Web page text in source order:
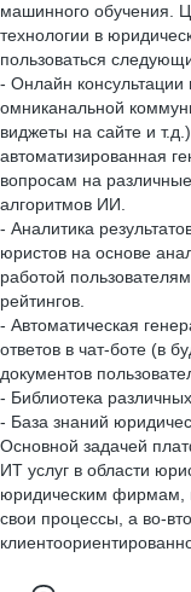
машинного обучения.
технологии в
пользоваться
- Онлайн
омниканальной
виджеты на сайте и
автоматизированная
вопросам на
алгоритмов ИИ.
- Аналитика
юристов на основе
работой
рейтингов.
- Автоматическая
ответов в чат-боте (в
документов
- Библиотека
- База знаний
Основной задачей
ИТ услуг в области
юридическим фирмам,
свои процессы, а во-